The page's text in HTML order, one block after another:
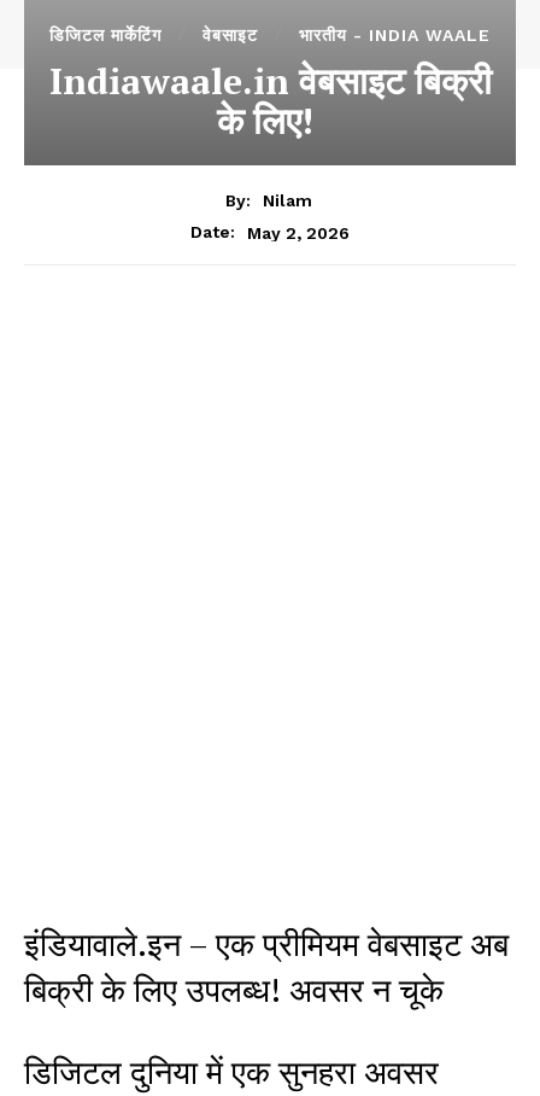
डिजिटल मार्केटिंग वेबसाइट भारतीय - INDIA WAALE
Indiawaale.in वेबसाइट बिक्री
के लिए!
By:
Nilam
Date:
May 2, 2026
इंडियावाले.इन – एक प्रीमियम वेबसाइट अब
बिक्री के लिए उपलब्ध! अवसर न चूके
डिजिटल दुनिया में एक सुनहरा अवसर